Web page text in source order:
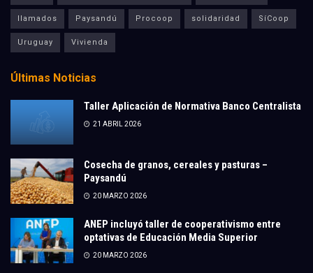
llamados Paysandú Procoop solidaridad SíCoop
Uruguay Vivienda
Últimas Noticias
Taller Aplicación de Normativa Banco Centralista
21 ABRIL 2026
Cosecha de granos, cereales y pasturas –
Paysandú
20 MARZO 2026
ANEP incluyó taller de cooperativismo entre
optativas de Educación Media Superior
20 MARZO 2026